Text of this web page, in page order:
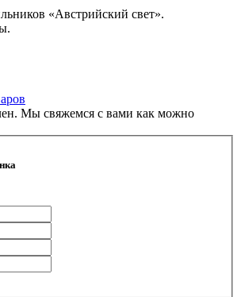
«Австрийский свет».
Мы свяжемся с вами как можно